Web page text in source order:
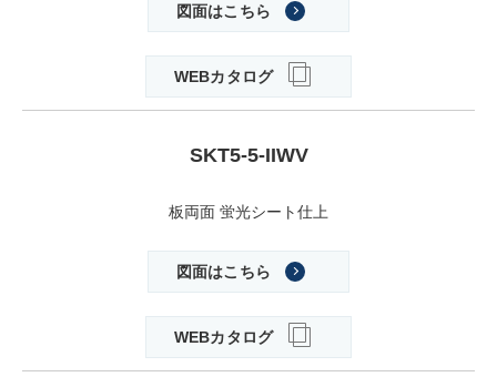
図面はこちら
WEBカタログ
SKT5-5-IIWV
板両面 蛍光シート仕上
図面はこちら
WEBカタログ